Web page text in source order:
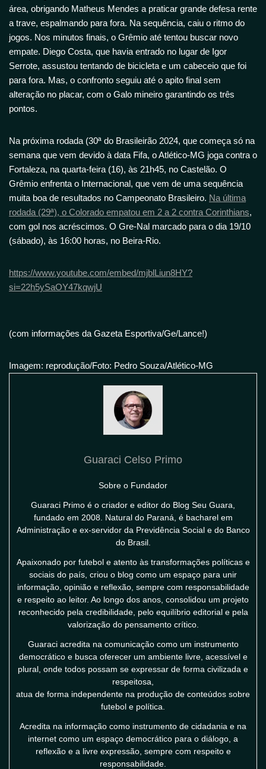
área, obrigando Matheus Mendes a praticar grande defesa rente
a trave, espalmando para fora. Na sequência, caiu o ritmo do
jogos. Nos minutos finais, o Grêmio até tentou buscar novo
empate. Diego Costa, que havia entrado no lugar de Igor
Serrote, assustou tentando de bicicleta e um cabeceio que foi
para fora. Mas, o confronto seguiu até o apito final sem
alteração no placar, com o Galo mineiro garantindo os três
pontos.
Na próxima rodada (30ª do Brasileirão 2024, que começa só na
semana que vem devido à data Fifa, o Atlético-MG joga contra o
Fortaleza, na quarta-feira (16), às 21h45, no Castelão. O
Grêmio enfrenta o Internacional, que vem de uma sequência
muita boa de resultados no Campeonato Brasileiro. Na última
rodada (29ª), o Colorado empatou em 2 a 2 contra Corinthians,
com gol nos acréscimos. O Gre-Nal marcado para o dia 19/10
(sábado), às 16:00 horas, no Beira-Rio.
https://www.youtube.com/embed/mjblLiun8HY?
si=22h5ySaOY47kqwjU
(com informações da Gazeta Esportiva/Ge/Lance!)
Imagem: reprodução/Foto: Pedro Souza/Atlético-MG
Guaraci Celso Primo
Sobre o Fundador
Guaraci Primo é o criador e editor do Blog Seu Guara,
fundado em 2008. Natural do Paraná, é bacharel em
Administração e ex-servidor da Previdência Social e do Banco
do Brasil.
Apaixonado por futebol e atento às transformações políticas e
sociais do país, criou o blog como um espaço para unir
informação, opinião e reflexão, sempre com responsabilidade
e respeito ao leitor. Ao longo dos anos, consolidou um projeto
reconhecido pela credibilidade, pelo equilíbrio editorial e pela
valorização do pensamento crítico.
Guaraci acredita na comunicação como um instrumento
democrático e busca oferecer um ambiente livre, acessível e
plural, onde todos possam se expressar de forma civilizada e
respeitosa,
atua de forma independente na produção de conteúdos sobre
futebol e política.
Acredita na informação como instrumento de cidadania e na
internet como um espaço democrático para o diálogo, a
reflexão e a livre expressão, sempre com respeito e
responsabilidade.